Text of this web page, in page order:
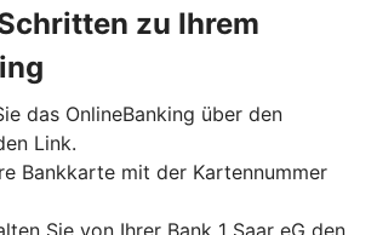
zu Ihrem
das OnlineBanking über den
Link.
Bankkarte mit der Kartennummer
Sie von Ihrer Bank 1 Saar eG den